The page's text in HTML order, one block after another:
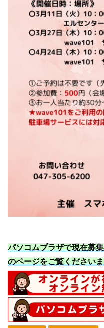
パソコムプラザで現在募
のページをご覧ください